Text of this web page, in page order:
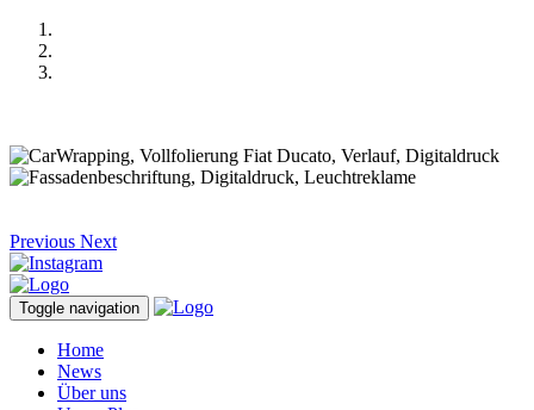
Previous Next
Toggle navigation
Home
News
Über uns